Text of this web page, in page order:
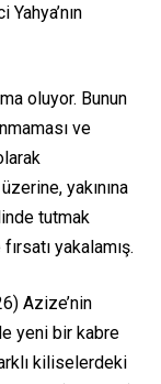
oluyor. Bunun
ve
yakınına
tutmak
yakalamış.
Azize’nin
yeni bir kabre
kiliselerdeki